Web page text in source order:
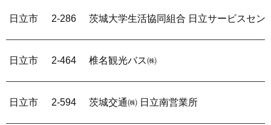
日立市 2-286 茨城大学生活協同組合 日立サービスセン
日立市 2-464 椎名観光バス㈱
日立市 2-594 茨城交通㈱ 日立南営業所